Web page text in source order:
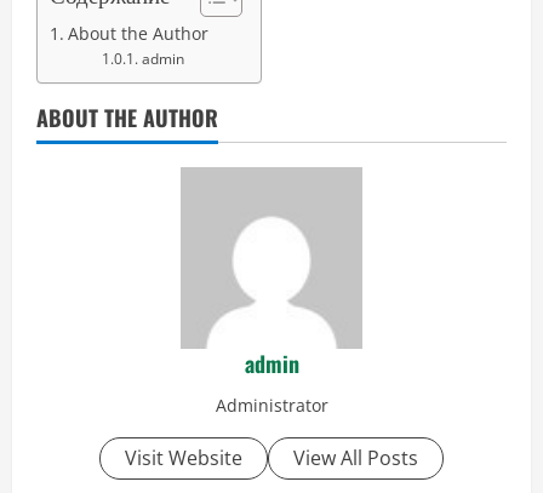
About the Author
admin
ABOUT THE AUTHOR
admin
Administrator
Visit Website View All Posts